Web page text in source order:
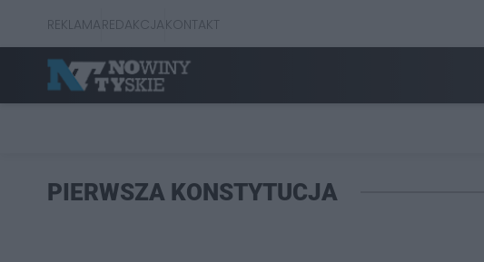
REKLAMAREDAKCJAKONTAKT
PIERWSZA KONSTYTUCJA